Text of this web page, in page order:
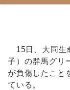
15日、大同生
子）の群馬グリ
が負傷したこと
ている。